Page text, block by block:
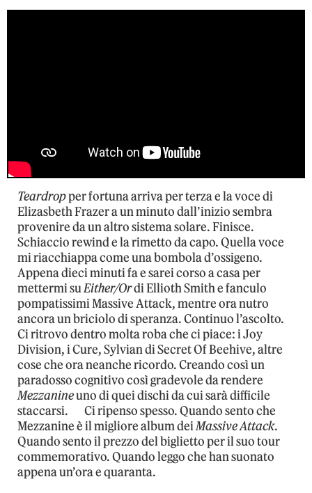
Teardropper fortuna arriva per terza e la voce di
Elizasbeth Frazer a un minuto dall’inizio sembra
provenire da un altro sistema solare. Finisce.
Schiaccio rewind e la rimetto da capo. Quella voce
mi riacchiappa come una bombola d’ossigeno.
Appena dieci minuti fa e sarei corso a casa per
mettermi suEither/Ordi Ellioth Smith e fanculo
pompatissimi Massive Attack, mentre ora nutro
ancora un briciolo di speranza. Continuo l’ascolto.
Ci ritrovo dentro molta roba che ci piace: i Joy
Division, i Cure, Sylvian di Secret Of Beehive, altre
cose che ora neanche ricordo. Creando così un
paradosso cognitivo così gradevole da rendere
Mezzanineuno di quei dischi da cui sarà difficile
staccarsi. Ci ripenso spesso. Quando sento che
Mezzanine è il migliore album deiMassive Attack.
Quando sento il prezzo del biglietto per il suo tour
commemorativo. Quando leggo che han suonato
appena un’ora e quaranta.